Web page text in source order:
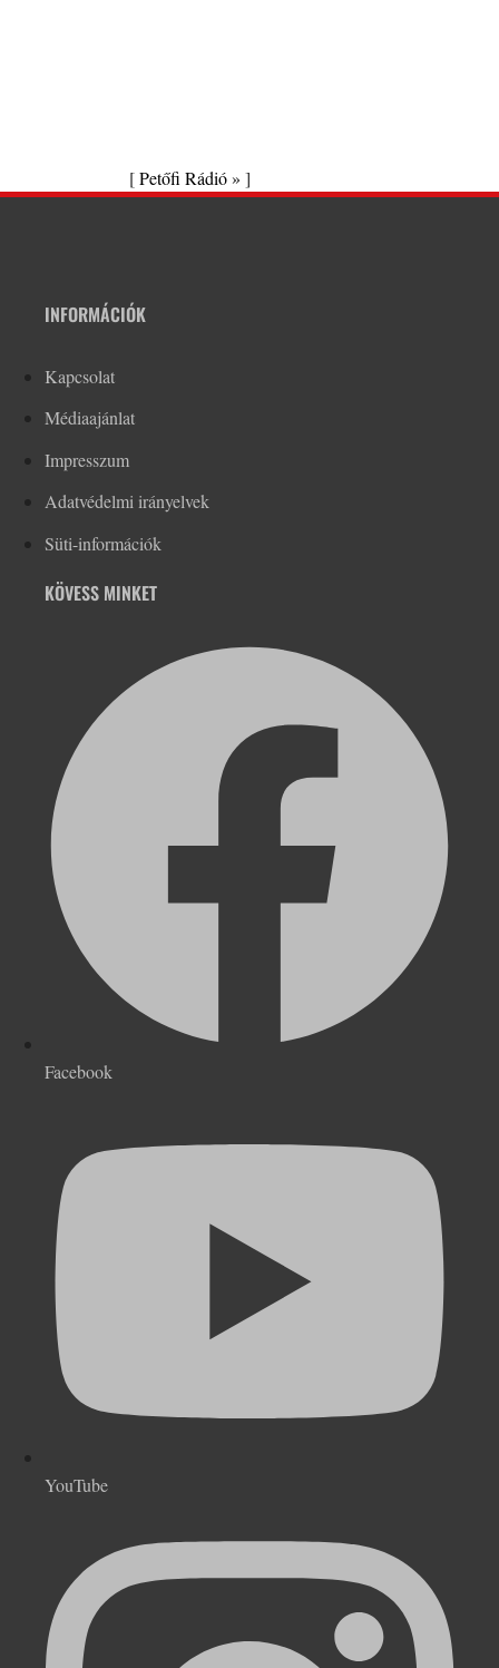
[Petőfi Rádió » ]
INFORMÁCIÓK
Kapcsolat
Médiaajánlat
Impresszum
Adatvédelmi irányelvek
Süti-információk
KÖVESS MINKET
Facebook
YouTube